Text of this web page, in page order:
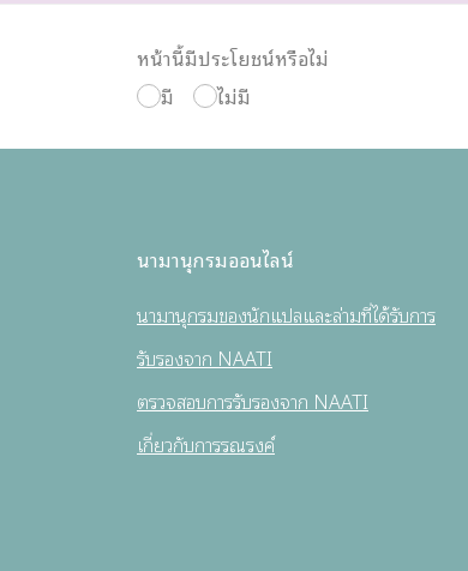
หน้านี้มีประโยชน์หรือไม่
มี
ไม่มี
นามานุกรมออนไลน์
นามานุกรมของนักแปลและล่ามที่ได้รับการ
รับรองจาก NAATI
ตรวจสอบการรับรองจาก NAATI
เกี่ยวกับการรณรงค์